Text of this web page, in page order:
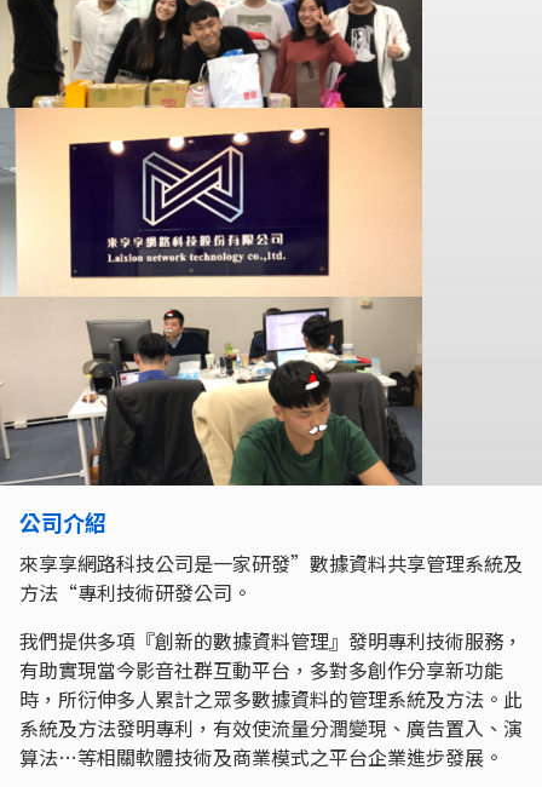
公司介紹
來享享網路科技公司是一家研發”數據資料共享管理系統及
方法“專利技術研發公司。
我們提供多項『創新的數據資料管理』發明專利技術服務，
有助實現當今影音社群互動平台，多對多創作分享新功能
時，所衍伸多人累計之眾多數據資料的管理系統及方法。此
系統及方法發明專利，有效使流量分潤變現、廣告置入、演
算法…等相關軟體技術及商業模式之平台企業進步發展。